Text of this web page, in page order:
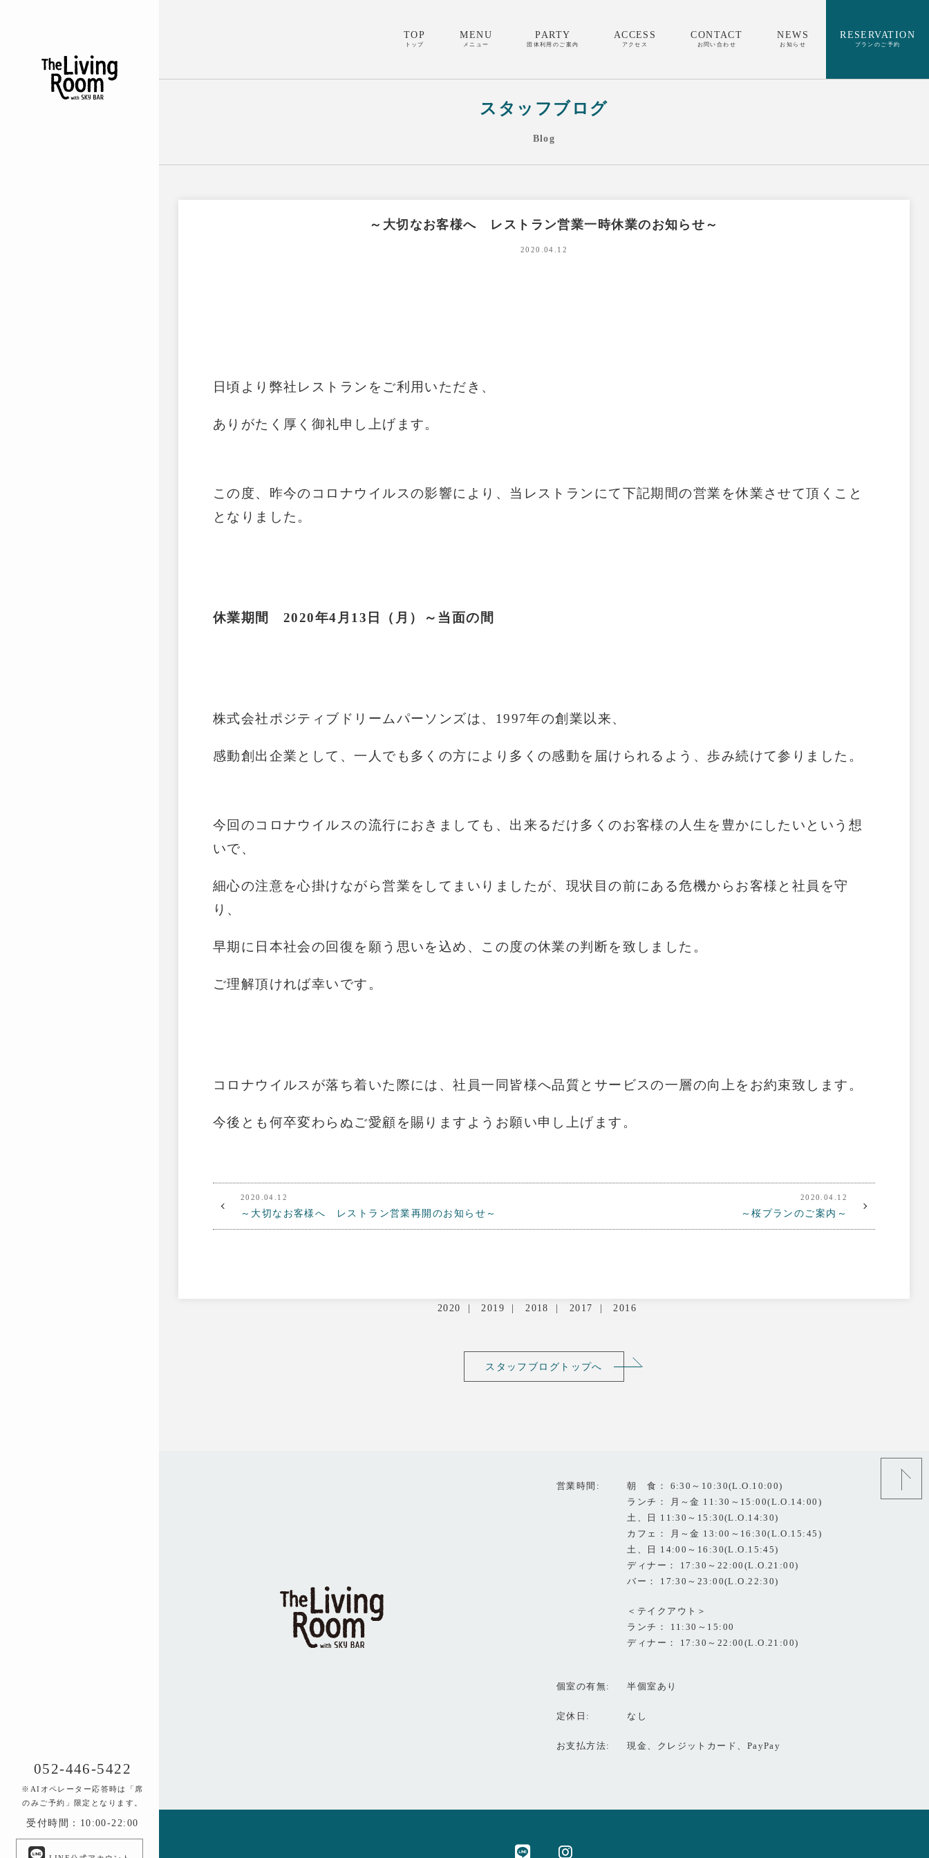
052-446-5422
※AIオペレーター応答時は「席
のみご予約」限定となります。
受付時間：10:00-22:00
TOP
トップ
MENU
メニュー
PARTY
団体利用のご案内
ACCESS
アクセス
CONTACT
お問い合わせ
NEWS
お知らせ
RESERVATION
プランのご予約
スタッフブログ
Blog
～大切なお客様へ レストラン営業一時休業のお知らせ～
2020.04.12
日頃より弊社レストランをご利用いただき、
ありがたく厚く御礼申し上げます。
この度、昨今のコロナウイルスの影響により、当レストランにて下記期間の営業を休業させて頂くこと
となりました。
休業期間2020年4 月13日（月）～当面の間
株式会社ポジティブドリームパーソンズは、1997年の創業以来、
感動創出企業として、一人でも多くの方により多くの感動を届けられるよう、歩み続けて参りました。
今回のコロナウイルスの流行におきましても、出来るだけ多くのお客様の人生を豊かにしたいという想
いで、
細心の注意を心掛けながら営業をしてまいりましたが、現状目の前にある危機からお客様と社員を守
り、
早期に日本社会の回復を願う思いを込め、この度の休業の判断を致しました。
ご理解頂ければ幸いです。
コロナウイルスが落ち着いた際には、社員一同皆様へ品質とサービスの一層の向上をお約束致します。
今後とも何卒変わらぬご愛顧を賜りますようお願い申し上げます。
2020.04.12
～大切なお客様へ レストラン営業再開のお知らせ～
2020.04.12
～桜プランのご案内～
2020 2019 2018 2017 2016
スタッフブログトップへ
営業時間
朝 食： 6:30～10:30(L.O.10:00)
ランチ： 月～金 11:30～15:00(L.O.14:00)
土、日 11:30～15:30(L.O.14:30)
カフェ： 月～金 13:00～16:30(L.O.15:45)
土、日 14:00～16:30(L.O.15:45)
ディナー： 17:30～22:00(L.O.21:00)
バー： 17:30～23:00(L.O.22:30)
＜テイクアウト＞
ランチ： 11:30～15:00
ディナー： 17:30～22:00(L.O.21:00)
個室の有無 半個室あり
定休日 なし
お支払方法 現金、クレジットカード、PayPay